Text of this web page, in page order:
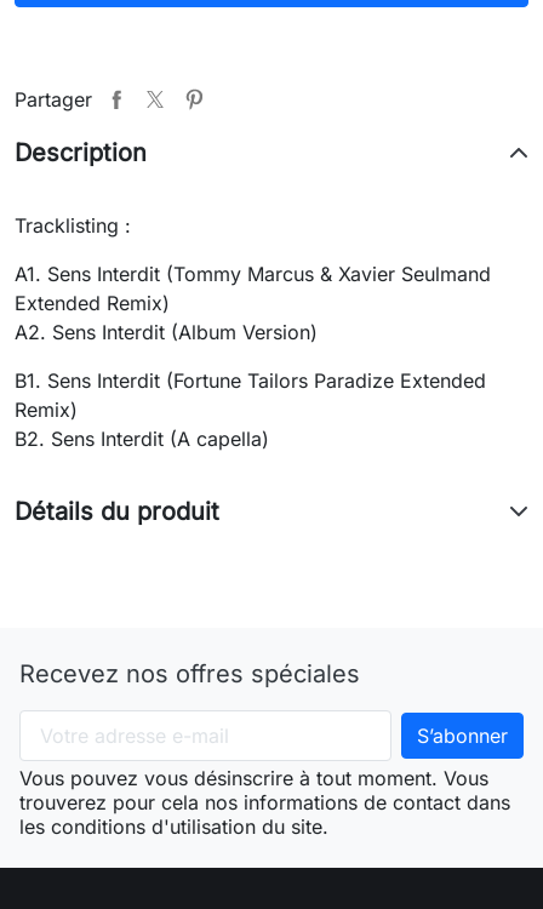
Partager
Description
Tracklisting :
A1. Sens Interdit (Tommy Marcus & Xavier Seulmand
Extended Remix)
A2. Sens Interdit (Album Version)
B1. Sens Interdit (Fortune Tailors Paradize Extended
Remix)
B2. Sens Interdit (A capella)
Détails du produit
Recevez nos offres spéciales
Vous pouvez vous désinscrire à tout moment. Vous
trouverez pour cela nos informations de contact dans
les conditions d'utilisation du site.